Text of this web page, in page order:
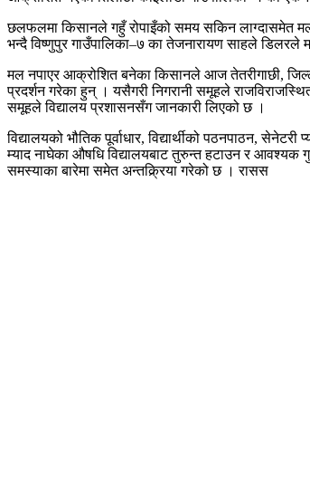
छलफलमा किसानले गहुँ रोपाइँको समय सकिन लाग्दासमेत
भन्दै विष्णुपुर गाउँपालिका–७ का तेजनारायण साहले डिलरले
मल नपाएर आक्रोशित बनेका किसानले आज तेतरीगाछी,
प्रदर्शन गरेका हुन् । यसैगरी निगरानी समूहले
समूहले विद्यालय प्रशासनसँग जानकारी लिएको छ ।
विद्यालयको भौतिक पूर्वाधार, विद्यार्थीको पठनपाठन,
म्याद नाघेका औषधि विद्यालयबाट तुरुन्त हटाउन र आवश्यक
समस्याका बारेमा समेत अन्तक्र्रिया गरेको छ । रासस